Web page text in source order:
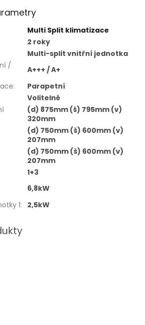
Multi Split klimatizace
2 roky
Multi-split vnitřní jednotka
/
A+++ / A+
:
Parapetní
Volitelně
(d) 875mm (š) 795mm (v)
320mm
(d) 750mm (š) 600mm (v)
207mm
(d) 750mm (š) 600mm (v)
207mm
1+3
6,8kW
1: 2,5kW